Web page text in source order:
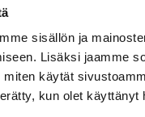
sisällön ja
Lisäksi jaamme
käytät
kun olet käyttänyt